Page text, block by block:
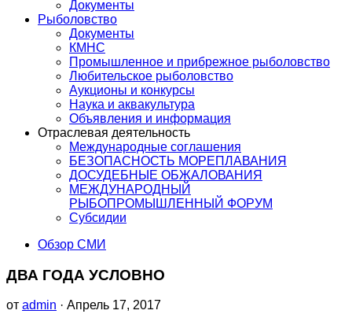
Документы
Рыболовство
Документы
КМНС
Промышленное и прибрежное рыболовство
Любительское рыболовство
Аукционы и конкурсы
Наука и аквакультура
Объявления и информация
Отраслевая деятельность
Международные соглашения
БЕЗОПАСНОСТЬ МОРЕПЛАВАНИЯ
ДОСУДЕБНЫЕ ОБЖАЛОВАНИЯ
МЕЖДУНАРОДНЫЙ
РЫБОПРОМЫШЛЕННЫЙ ФОРУМ
Субсидии
Обзор СМИ
ДВА ГОДА УСЛОВНО
от admin · Апрель 17, 2017